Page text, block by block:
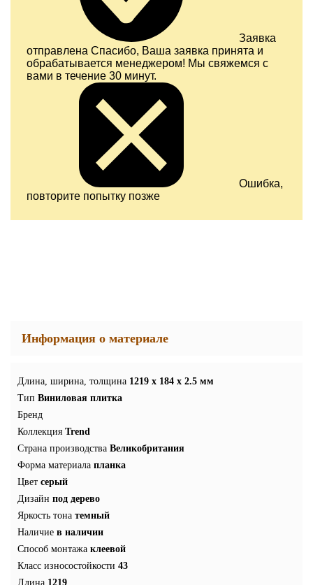
Заявка
отправлена Спасибо, Ваша заявка принята и
обрабатывается менеджером! Мы свяжемся с
вами в течение 30 минут.
Ошибка,
повторите попытку позже
Информация о материале
Длина, ширина, толщина 1219 x 184 x 2.5 мм
Тип Виниловая плитка
Бренд
Коллекция Trend
Страна производства Великобритания
Форма материала планка
Цвет серый
Дизайн под дерево
Яркость тона темный
Наличие в наличии
Способ монтажа клеевой
Класс износостойкости 43
Длина 1219